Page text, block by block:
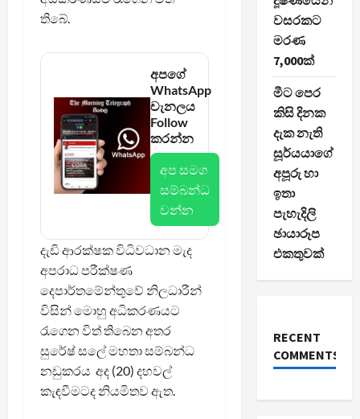
තිබේ.
අපගේ
WhatsApp
චැනලය
Follow
කරන්න
අප සමග
සම්බන්ධ
වන්න
දැඩි ආරක්ෂක විධිවධාන මැද
අපරාධ පරීක්ෂණ
දෙපාර්තමේන්තුවේ නිලධාරීන්
විසින් මොහු අධිකරණයට
රැගෙන විත් තිබෙන අතර
සුරේෂ් සලේ මහතා සම්බන්ධ
නඩුකරය අද (20) දහවල්
කැඳවීමටද නියමිතව ඇත.
වසරකට
මරණ
7,000ක්
මීට පෙර
කිසි දිනක
දැක නැති
සූර්යයාගේ
අපූරු හා
ඉතා
පැහැදිලි
ඡායාරූප
එකතුවක්
RECENT
COMMENTS